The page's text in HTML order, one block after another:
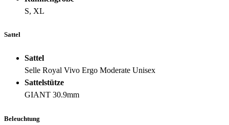
S, XL
Sattel
Sattel
Selle Royal Vivo Ergo Moderate Unisex
Sattelstütze
GIANT 30.9mm
Beleuchtung